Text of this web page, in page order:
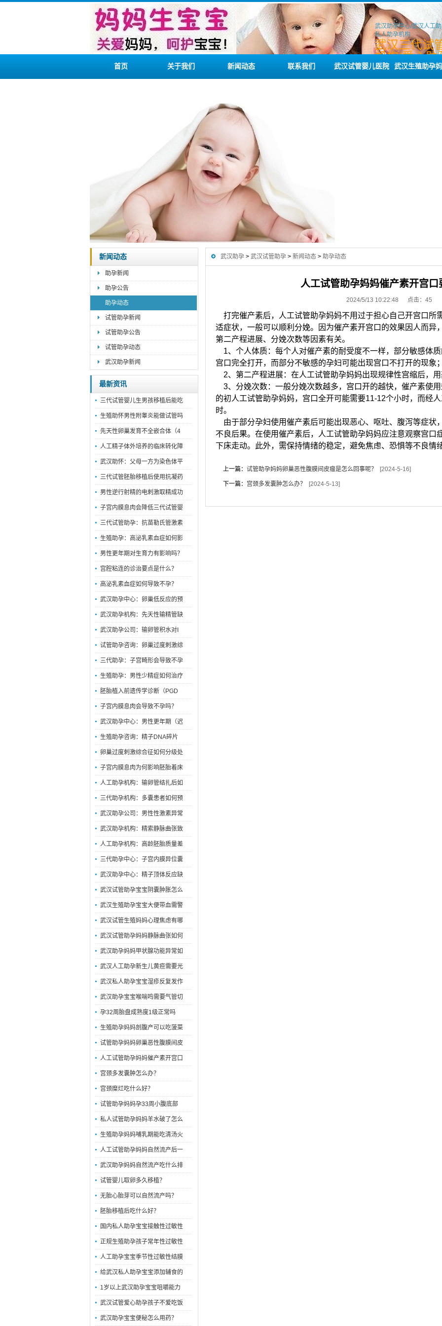
武汉助孕中心/武汉人工
私人助孕机构
武汉三代试
机构/爱心助
务/私人试管
首页 关于我们 新闻动态 联系我们 武汉试管婴儿医院 武汉生殖助孕
新闻动态
助孕新闻
助孕公告
助孕动态
试管助孕新闻
试管助孕公告
试管助孕动态
武汉助孕新闻
最新资讯
三代试管婴儿生男孩移植后能吃
生殖助怀男性附睾炎能做试管吗
先天性卵巢发育不全嵌合体（4
人工精子体外培养的临床转化障
武汉助怀：父母一方为染色体平
三代试管胚胎移植后使用抗凝药
男性逆行射精的电刺激取精成功
子宫内膜息肉会降低三代试管婴
三代试管助孕：抗苗勒氏管激素
生殖助孕：高泌乳素血症如何影
男性更年期对生育力有影响吗？
宫腔粘连的诊治要点是什么？
高泌乳素血症如何导致不孕？
武汉助孕中心：卵巢低反应的预
武汉助孕机构：先天性输精管缺
武汉助孕公司：输卵管积水对I
试管助孕咨询：卵巢过度刺激综
三代助孕：子宫畸形会导致不孕
生殖助孕：男性少精症如何治疗
胚胎植入前遗传学诊断（PGD
子宫内膜息肉会导致不孕吗？
武汉助孕中心：男性更年期（迟
生殖助孕咨询：精子DNA碎片
卵巢过度刺激综合征如何分级处
子宫内膜息肉为何影响胚胎着床
人工助孕机构：输卵管结扎后如
三代助孕机构：多囊患者如何预
武汉助孕公司：男性性激素异常
武汉助孕机构：精索静脉曲张致
人工助孕机构：高龄胚胎质量差
三代助孕中心：子宫内膜异位囊
武汉助孕中心：精子顶体反应缺
武汉试管助孕宝宝阴囊肿胀怎么
武汉生殖助孕宝宝大便带血需警
武汉试管生殖妈妈心理焦虑有哪
武汉试管助孕妈妈静脉曲张如何
武汉助孕妈妈甲状腺功能异常如
武汉人工助孕新生儿黄疸需要光
武汉私人助孕宝宝湿疹反复发作
武汉助孕宝宝喉喘鸣需要气管切
孕32周胎盘成熟度1级正常吗
生殖助孕妈妈剖腹产可以吃菠菜
试管助孕妈妈卵巢恶性腹膜间皮
人工试管助孕妈妈催产素开宫口
宫颈多发囊肿怎么办？
宫颈糜烂吃什么好？
试管助孕妈妈孕33周小腹底部
私人试管助孕妈妈羊水破了怎么
生殖助孕妈妈哺乳期能吃清汤火
人工试管助孕妈妈自然流产后一
武汉助孕妈妈自然流产吃什么排
试管婴儿取卵多久移植？
无胎心胎芽可以自然流产吗？
胚胎移植后吃什么好？
国内私人助孕宝宝接触性过敏性
正规生殖助孕孩子常年性过敏性
人工助孕宝宝季节性过敏性结膜
给武汉私人助孕宝宝添加辅食的
1岁以上武汉助孕宝宝咀嚼能力
武汉试管爱心助孕孩子不爱吃饭
武汉助孕宝宝便秘怎么用药？
武汉助孕 > 武汉试管助孕 > 新闻动态 > 助孕动态
人工试管助孕妈妈催产素开宫口
2024/5/13 10:22:48 点击： 45
打完催产素后，人工试管助孕妈妈不用过于担心自己开宫口所
适症状，一般可以顺利分娩。因为催产素开宫口的效果因人而异
第二产程进展、分娩次数等因素有关。
1、个人体质：每个人对催产素的耐受度不一样，部分敏感体
宫口完全打开，而部分不敏感的孕妇可能出现宫口不打开的现象；
2、第二产程进展：在人工试管助孕妈妈出现规律性宫缩后，用
3、分娩次数：一般分娩次数越多，宫口开的越快，催产素使
的初人工试管助孕妈妈，宫口全开可能需要11-12个小时，而经
时。
由于部分孕妇使用催产素后可能出现恶心、呕吐、腹泻等症状
不良后果。在使用催产素后，人工试管助孕妈妈应注意观察宫口
下床走动。此外，需保持情绪的稳定，避免焦虑、恐惧等不良情
上一篇： 试管助孕妈妈卵巢恶性腹膜间皮瘤是怎么回事呢？ [2024-5-16]
下一篇： 宫颈多发囊肿怎么办？ [2024-5-13]